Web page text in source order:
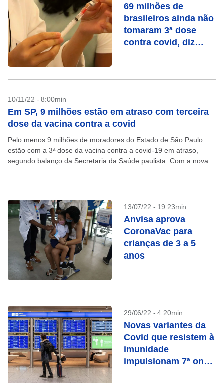
69 milhões de
brasileiros ainda não
tomaram 3ª dose
contra covid, diz
10/11/22 - 8:00min
Em SP, 9 milhões estão em atraso com terceira
dose da vacina contra a covid
Pelo menos 9 milhões de moradores do Estado de São Paulo
estão com a 3ª dose da vacina contra a covid-19 em atraso,
segundo balanço da Secretaria da Saúde paulista. Com a nova
13/07/22 - 19:23min
Anvisa aprova
CoronaVac para
crianças de 3 a 5
anos
29/06/22 - 4:20min
Novas variantes da
Covid que resistem à
imunidade
impulsionam 7ª onda